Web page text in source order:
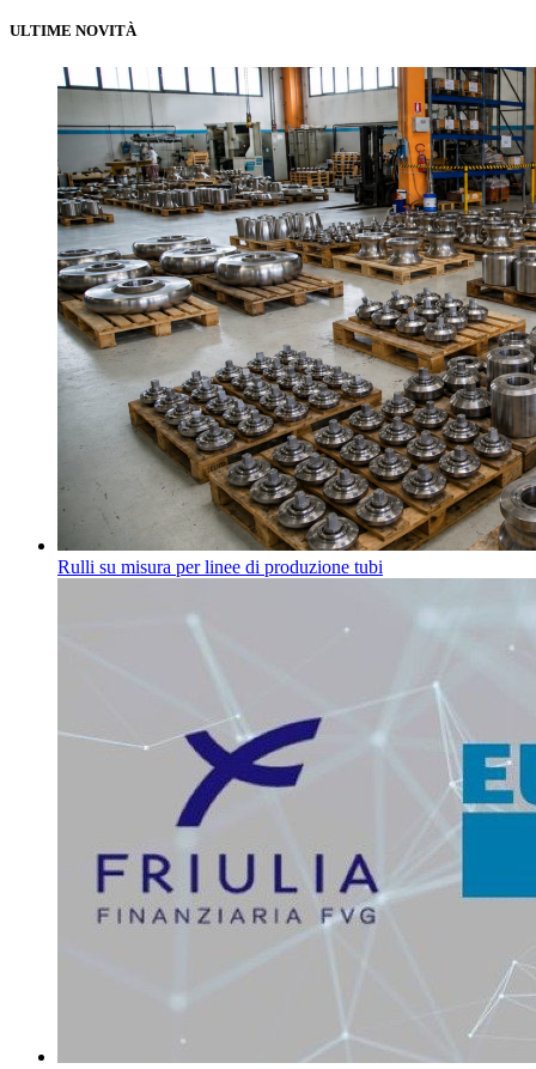
ULTIME NOVITÀ
Rulli su misura per linee di produzione tubi